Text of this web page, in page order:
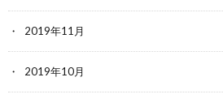
2019年11月
2019年10月